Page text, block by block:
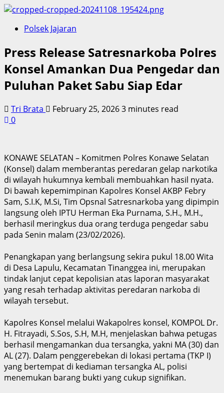
Polsek Jajaran
Press Release Satresnarkoba Polres
Konsel Amankan Dua Pengedar dan
Puluhan Paket Sabu Siap Edar
Tri Brata February 25, 20263 minutes read
0
KONAWE SELATAN – Komitmen Polres Konawe Selatan
(Konsel) dalam memberantas peredaran gelap narkotika
di wilayah hukumnya kembali membuahkan hasil nyata.
Di bawah kepemimpinan Kapolres Konsel AKBP Febry
Sam, S.I.K, M.Si, Tim Opsnal Satresnarkoba yang dipimpin
langsung oleh IPTU Herman Eka Purnama, S.H., M.H.,
berhasil meringkus dua orang terduga pengedar sabu
pada Senin malam (23/02/2026).
Penangkapan yang berlangsung sekira pukul 18.00 Wita
di Desa Lapulu, Kecamatan Tinanggea ini, merupakan
tindak lanjut cepat kepolisian atas laporan masyarakat
yang resah terhadap aktivitas peredaran narkoba di
wilayah tersebut.
Kapolres Konsel melalui Wakapolres konsel, KOMPOL Dr.
H. Fitrayadi, S.Sos, S.H, M.H, menjelaskan bahwa petugas
berhasil mengamankan dua tersangka, yakni MA (30) dan
AL (27). Dalam penggerebekan di lokasi pertama (TKP I)
yang bertempat di kediaman tersangka AL, polisi
menemukan barang bukti yang cukup signifikan.